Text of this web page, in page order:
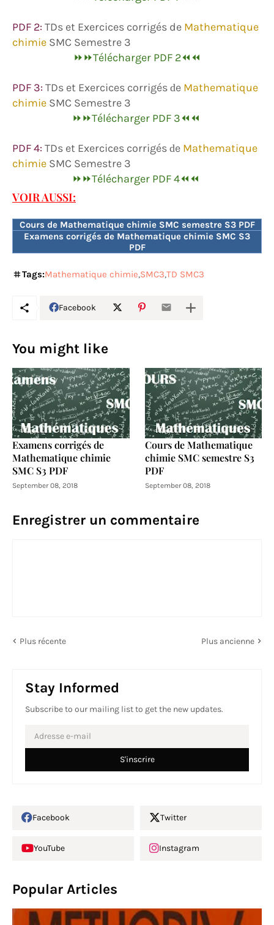
PDF 2: TDs et Exercices corrigés de Mathematique
chimie SMC Semestre 3
⏩⏩Télécharger PDF 2⏪⏪
PDF 3: TDs et Exercices corrigés de Mathematique
chimie SMC Semestre 3
⏩⏩Télécharger PDF 3⏪⏪
PDF 4: TDs et Exercices corrigés de Mathematique
chimie SMC Semestre 3
⏩⏩Télécharger PDF 4⏪⏪
VOIR AUSSI:
Cours de Mathematique chimie SMC semestre S3 PDF
Examens corrigés de Mathematique chimie SMC S3
PDF
Tags:Mathematique chimie SMC3 TD SMC3
Facebook
You might like
Examens corrigés de
Mathematique chimie
SMC S3 PDF
September 08, 2018
Cours de Mathematique
chimie SMC semestre S3
PDF
September 08, 2018
Enregistrer un commentaire
Plus récente Plus ancienne
Stay Informed
Subscribe to our mailing list to get the new updates.
Facebook Twitter
YouTube Instagram
Popular Articles